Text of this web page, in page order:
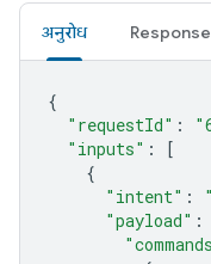
अनुरोध Response
{
"requestId" :
"inputs" :
[
{
"intent" :
"payload" :